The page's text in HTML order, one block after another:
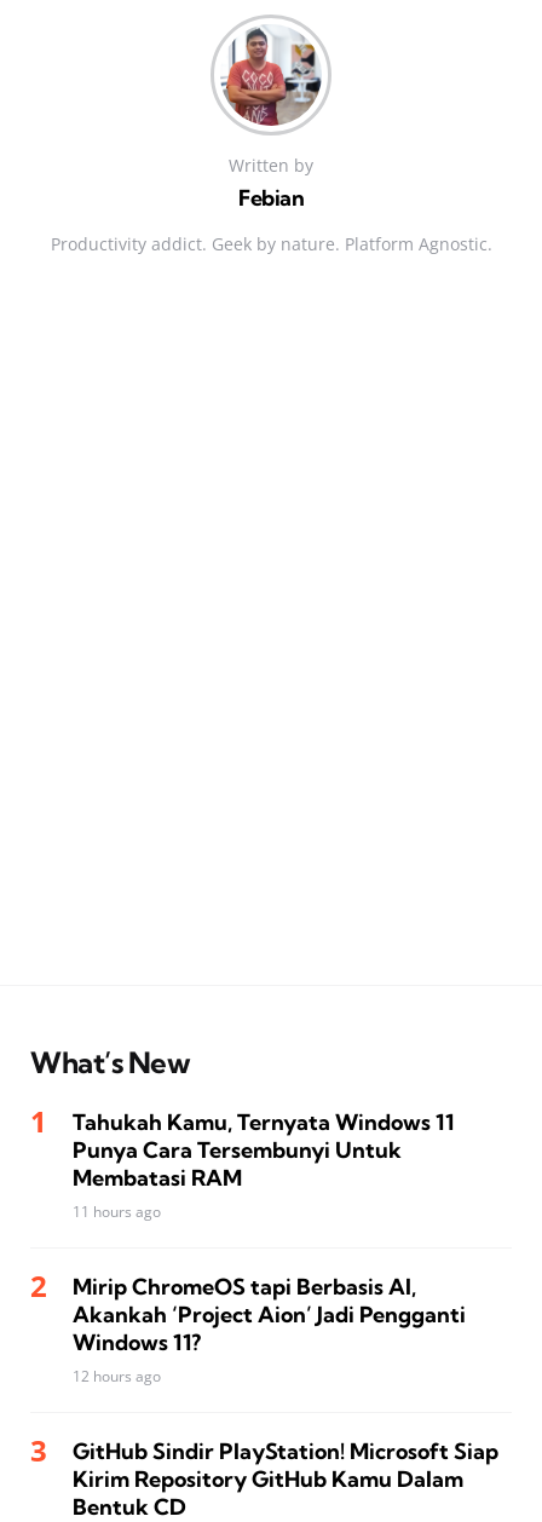
Written by
Febian
Productivity addict. Geek by nature. Platform Agnostic.
What’s New
Tahukah Kamu, Ternyata Windows 11
Punya Cara Tersembunyi Untuk
Membatasi RAM
11 hours ago
Mirip ChromeOS tapi Berbasis AI,
Akankah ‘Project Aion’ Jadi Pengganti
Windows 11?
12 hours ago
GitHub Sindir PlayStation! Microsoft Siap
Kirim Repository GitHub Kamu Dalam
Bentuk CD